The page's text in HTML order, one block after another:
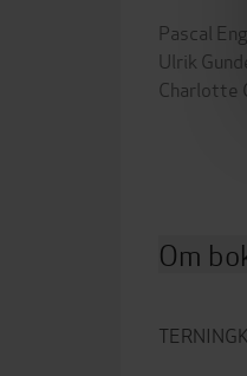
Pascal
Ulrik
Charlotte
Om